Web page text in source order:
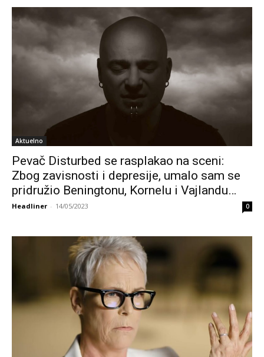
Aktuelno
Pevač Disturbed se rasplakao na sceni:
Zbog zavisnosti i depresije, umalo sam se
pridružio Beningtonu, Kornelu i Vajlandu…
Headliner - 14/05/2023 0